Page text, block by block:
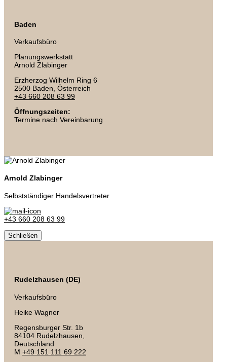
Baden
Verkaufsbüro
Planungswerkstatt
Arnold Zlabinger
Erzherzog Wilhelm Ring 6
2500 Baden, Österreich
+43 660 208 63 99
Öffnungszeiten:
Termine nach Vereinbarung
Arnold Zlabinger
Selbstständiger Handelsvertreter
+43 660 208 63 99
Schließen
Rudelzhausen (DE)
Verkaufsbüro
Heike Wagner
Regensburger Str. 1b
84104 Rudelzhausen,
Deutschland
M +49 151 111 69 222